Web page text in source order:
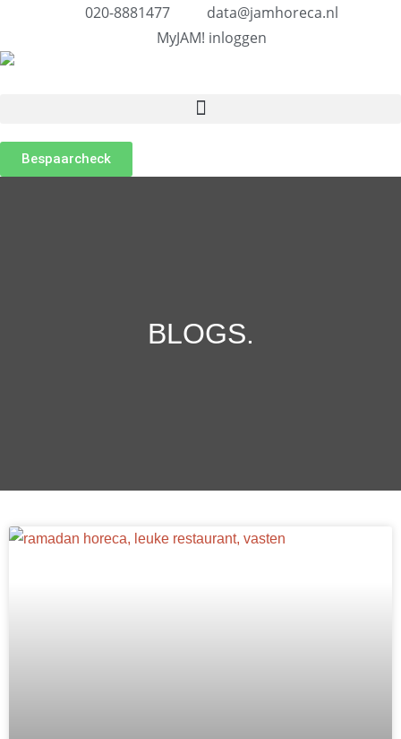
020-8881477
data@jamhoreca.nl
MyJAM! inloggen
Bespaarcheck
BLOGS.